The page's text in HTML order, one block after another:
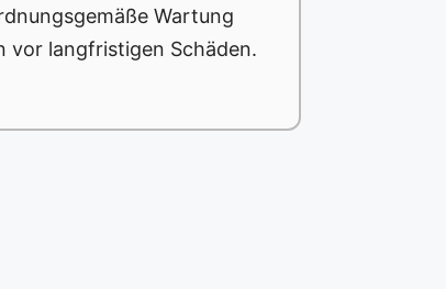
Wartung
vor langfristigen Schäden.